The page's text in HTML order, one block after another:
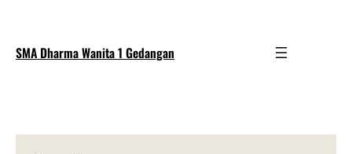
SMA Dharma Wanita 1 Gedangan